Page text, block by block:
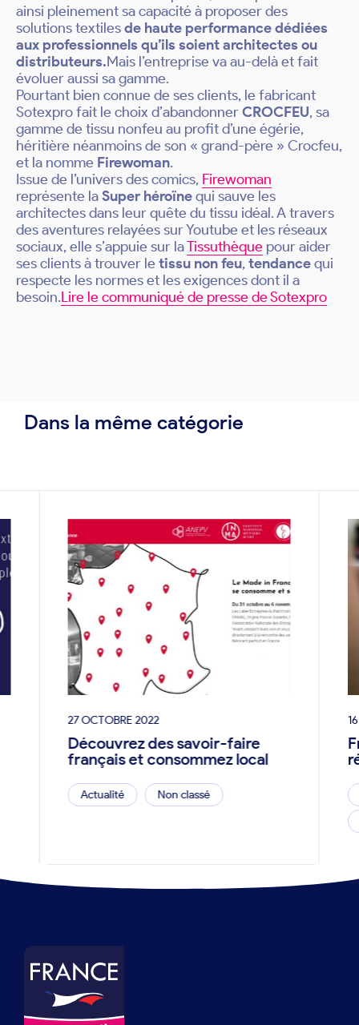
ainsi pleinement sa capacité à proposer des
solutions textilesde haute performance dédiées
aux professionnels qu’ils soient architectes ou
distributeurs.Mais l’entreprise va au-delà et fait
évoluer aussi sa gamme.
Pourtant bien connue de ses clients, le fabricant
Sotexpro fait le choix d’abandonnerCROCFEU, sa
gamme de tissu nonfeu au profit d’une égérie,
héritière néanmoins de son « grand-père » Crocfeu,
et la nomme Firewoman.
Issue de l’univers des comics, Firewoman
représente laSuper héroïnequi sauve les
architectes dans leur quête du tissu idéal. A travers
des aventures relayées sur Youtube et les réseaux
sociaux, elle s’appuie sur laTissuthèque pour aider
ses clients à trouver le tissu non feu,tendancequi
respecte les normes et les exigences dont il a
besoin.Lire le communiqué de presse de Sotexpro
Dans la même catégorie
27 OCTOBRE 2022
Découvrez des savoir-faire
français et consommez local
Actualité Non classé